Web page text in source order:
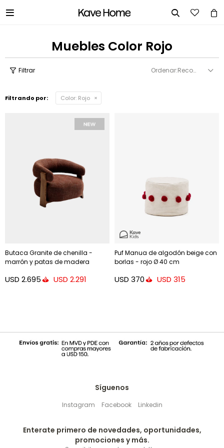
 
Muebles Color Rojo
Recomendados
Filtrando por: Color: Rojo
Butaca Granite de chenilla -
marrón y patas de madera
nogal FSC 100%
USD 2.695 USD 2.291
Puf Manua de algodón beige con
borlas - rojo Ø 40 cm
USD 370 USD 315
Síguenos
Instagram Facebook Linkedin
Enterate primero de novedades, oportunidades,
promociones y más.